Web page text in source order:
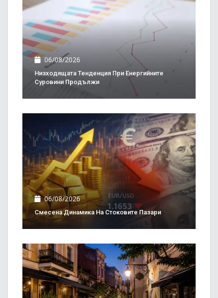
06/08/2026
Низходящата Тенденция При Енергийните
Суровини Продължи
06/08/2026
Смесена Динамика На Стоковите Пазари